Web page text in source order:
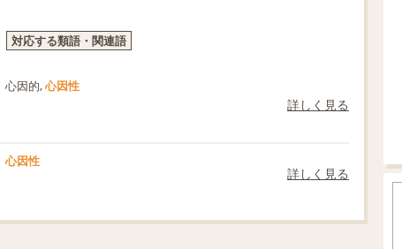
対応する類語・関連語
心因的,心因性
詳しく見る
心因性
詳しく見る